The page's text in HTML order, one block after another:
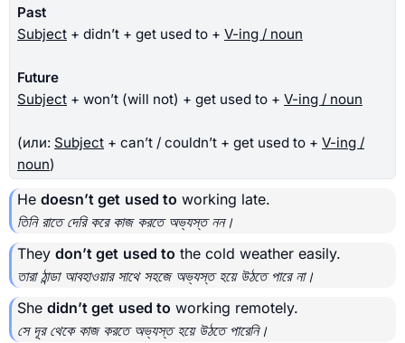
Past
Subject + didn’t + get used to + V-ing / noun
Future
Subject + won’t (will not) + get used to + V-ing / noun
(или: Subject + can’t / couldn’t + get used to + V-ing /
noun)
He doesn’t get used to working late.
তিনি রাতে দেরি করে কাজ করতে অভ্যস্ত নন।
They don’t get used to the cold weather easily.
তারা ঠান্ডা আবহাওয়ার সাথে সহজে অভ্যস্ত হয়ে উঠতে পারে না।
She didn’t get used to working remotely.
সে দূর থেকে কাজ করতে অভ্যস্ত হয়ে উঠতে পারেনি।